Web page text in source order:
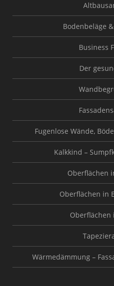
Bodenbeläge
Business
Der
Fugenlose Wände,
Kalkkind –
Oberflächen
Oberflächen in
Oberflächen
Wärmedämmung –